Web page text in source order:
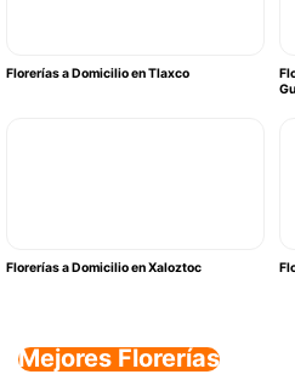
Florerías a Domicilio en Tlaxco
Florerías a Domicilio en Xaloztoc
Mejores Florerías